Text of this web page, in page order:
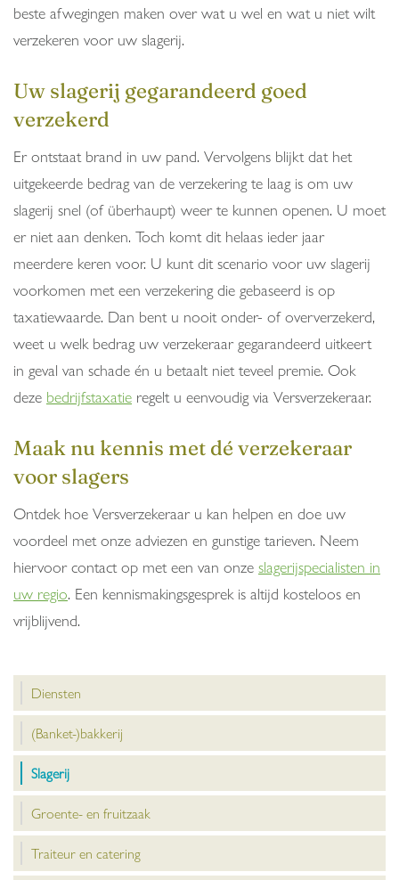
beste afwegingen maken over wat u wel en wat u niet wilt
verzekeren voor uw slagerij.
Uw slagerij gegarandeerd goed
verzekerd
Er ontstaat brand in uw pand. Vervolgens blijkt dat het
uitgekeerde bedrag van de verzekering te laag is om uw
slagerij snel (of überhaupt) weer te kunnen openen. U moet
er niet aan denken. Toch komt dit helaas ieder jaar
meerdere keren voor. U kunt dit scenario voor uw slagerij
voorkomen met een verzekering die gebaseerd is op
taxatiewaarde. Dan bent u nooit onder- of oververzekerd,
weet u welk bedrag uw verzekeraar gegarandeerd uitkeert
in geval van schade én u betaalt niet teveel premie. Ook
deze bedrijfstaxatie regelt u eenvoudig via Versverzekeraar.
Maak nu kennis met dé verzekeraar
voor slagers
Ontdek hoe Versverzekeraar u kan helpen en doe uw
voordeel met onze adviezen en gunstige tarieven. Neem
hiervoor contact op met een van onze slagerijspecialisten in
uw regio. Een kennismakingsgesprek is altijd kosteloos en
vrijblijvend.
Diensten
(Banket-)bakkerij
Slagerij
Groente- en fruitzaak
Traiteur en catering